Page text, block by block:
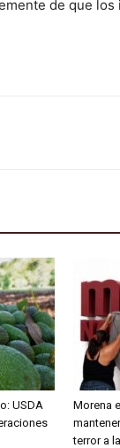
de que los
USDA
Morena
terror a